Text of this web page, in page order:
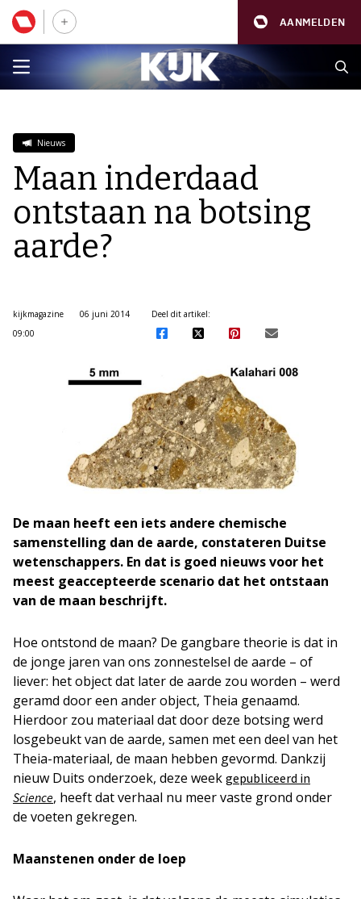
AANMELDEN
Nieuws
Maan inderdaad
ontstaan na botsing
aarde?
kijkmagazine
06 juni 2014
09:00
Deel dit artikel:
De maan heeft een iets andere chemische
samenstelling dan de aarde, constateren Duitse
wetenschappers. En dat is goed nieuws voor het
meest geaccepteerde scenario dat het ontstaan
van de maan beschrijft.
Hoe ontstond de maan? De gangbare theorie is dat in
de jonge jaren van ons zonnestelsel de aarde – of
liever: het object dat later de aarde zou worden – werd
geramd door een ander object, Theia genaamd.
Hierdoor zou materiaal dat door deze botsing werd
losgebeukt van de aarde, samen met een deel van het
Theia-materiaal, de maan hebben gevormd. Dankzij
nieuw Duits onderzoek, deze week gepubliceerd in
Science, heeft dat verhaal nu meer vaste grond onder
de voeten gekregen.
Maanstenen onder de loep